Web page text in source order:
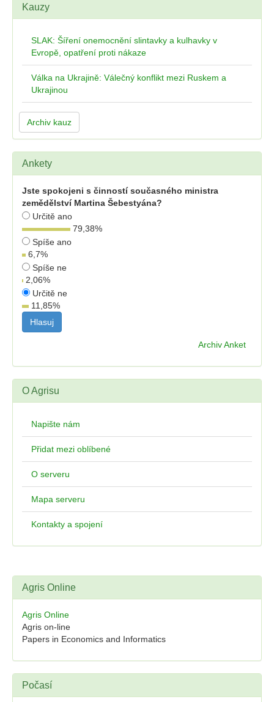
Kauzy
SLAK: Šíření onemocnění slintavky a kulhavky v
Evropě, opatření proti nákaze
Válka na Ukrajině: Válečný konflikt mezi Ruskem a
Ukrajinou
Archiv kauz
Ankety
Jste spokojeni s činností současného ministra
zemědělství Martina Šebestyána?
Určitě ano
79,38%
Spíše ano
6,7%
Spíše ne
2,06%
Určitě ne
11,85%
Archiv Anket
O Agrisu
Napište nám
Přidat mezi oblíbené
O serveru
Mapa serveru
Kontakty a spojení
Agris Online
Agris Online
Agris on-line
Papers in Economics and Informatics
Počasí